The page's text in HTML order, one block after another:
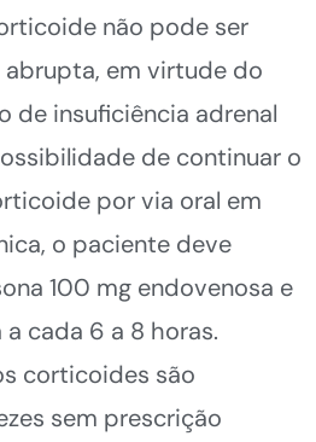
não pode ser
em virtude do
de insuficiência adrenal
de continuar o
por via oral em
o paciente deve
100 mg endovenosa e
cada 6 a 8 horas.
corticoides são
sem prescrição